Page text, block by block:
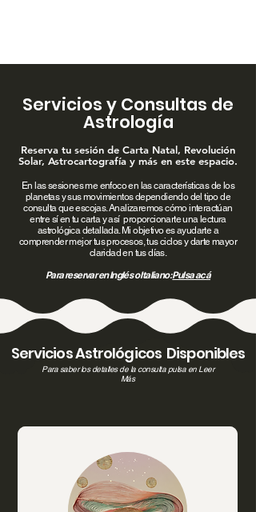
Servicios y Consultas de
Astrología
Reserva tu sesión de Carta Natal, Revolución
Solar, Astrocartografía y más en este espacio.
En las sesiones me enfoco en las características de los
planetas y sus movimientos dependiendo del tipo de
consulta que escojas. Analizaremos cómo interactúan
entre sí en tu carta y así proporcionarte una lectura
astrológica detallada. Mi objetivo es ayudarte a
comprender mejor tus procesos, tus ciclos y darte mayor
claridad en tus días.
Para reservar en Inglés o Italiano:Pulsa acá
Servicios Astrológicos Disponibles
Para saber los detalles de la consulta pulsa en Leer
Más